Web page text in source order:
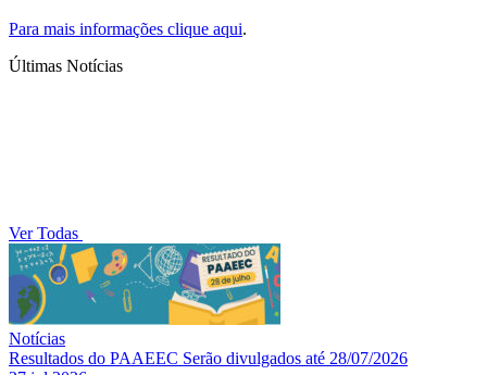
Para mais informações clique aqui.
Últimas Notícias
Ver Todas
Notícias
Resultados do PAAEEC Serão divulgados até 28/07/2026